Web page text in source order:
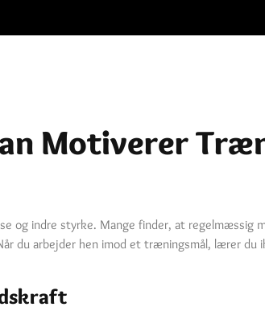
Motiverer
og indre styrke. Mange finder, at
du arbejder hen imod et træningsmål, lærer du